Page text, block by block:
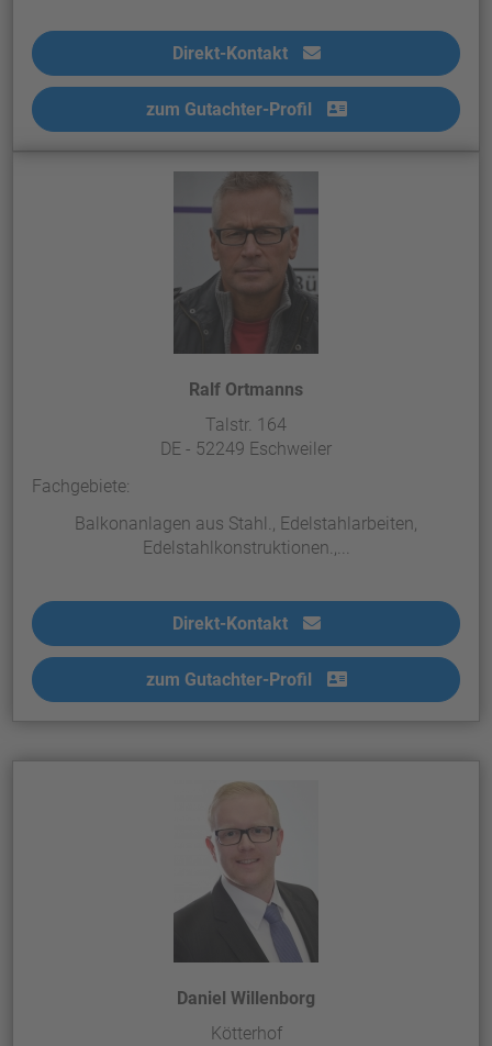
Direkt-Kontakt
zum Gutachter-Profil
Ralf Ortmanns
Talstr. 164
DE - 52249 Eschweiler
Fachgebiete:
Balkonanlagen aus Stahl., Edelstahlarbeiten,
Edelstahlkonstruktionen.,...
Direkt-Kontakt
zum Gutachter-Profil
Daniel Willenborg
Kötterhof